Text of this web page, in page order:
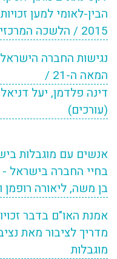
הבין-לאומי למען
2015 / הלשכה המרכזית לסטטיסטיקה
נגישות החברה
המאה ה-21 /
דינה פלדמן, יעל
(עורכים)
בחיי החברה בישראל
בן משה, ליאורה
אמנת האו"ם בדבר
מדריך לציבור מאת
מוגבלות